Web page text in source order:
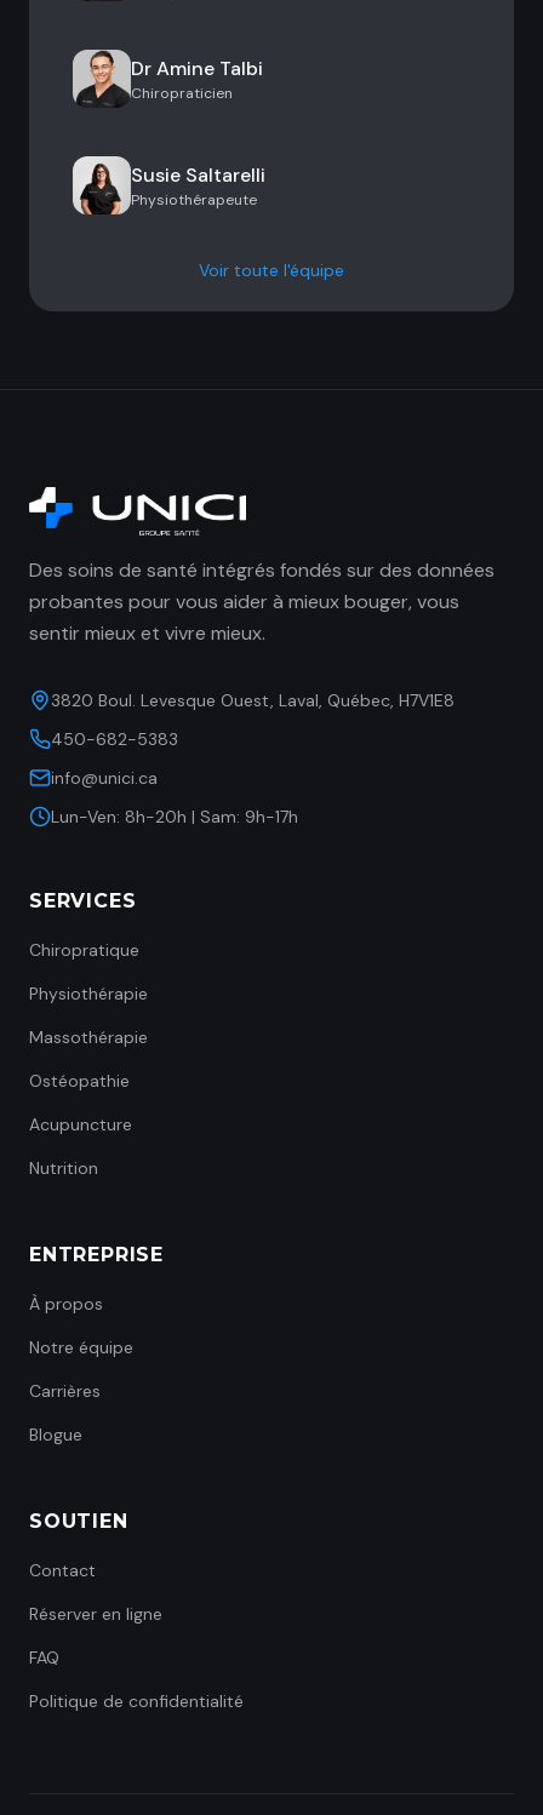
Dr Amine Talbi
Chiropraticien
Susie Saltarelli
Physiothérapeute
Voir toute l'équipe
Des soins de santé intégrés fondés sur des données
probantes pour vous aider à mieux bouger, vous
sentir mieux et vivre mieux.
3820 Boul. Levesque Ouest, Laval, Québec, H7V1E8
450-682-5383
info@unici.ca
Lun-Ven: 8h-20h | Sam: 9h-17h
SERVICES
Chiropratique
Physiothérapie
Massothérapie
Ostéopathie
Acupuncture
Nutrition
ENTREPRISE
À propos
Notre équipe
Carrières
Blogue
SOUTIEN
Contact
Réserver en ligne
FAQ
Politique de confidentialité